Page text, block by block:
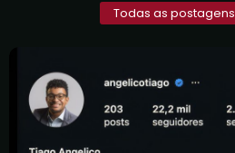
Todas as postagens